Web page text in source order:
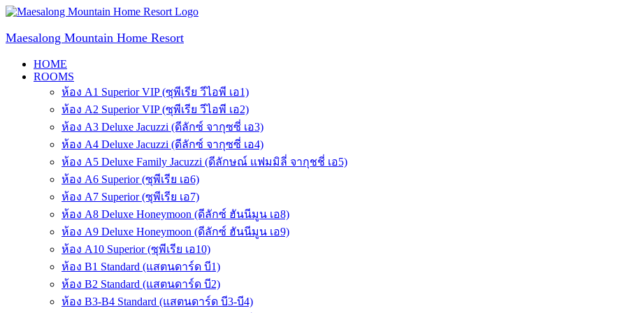
Skip
content
Maesalong Mountain Home Resort
HOME
ROOMS
ห้อง A1 Superior VIP (ซุพีเรีย วีไอพี เอ1)
ห้อง A2 Superior VIP (ซุพีเรีย วีไอพี เอ2)
ห้อง A3 Deluxe Jacuzzi (ดีลักซ์ จากุซซี่ เอ3)
ห้อง A4 Deluxe Jacuzzi (ดีลักซ์ จากุซซี่ เอ4)
ห้อง A5 Deluxe Family Jacuzzi (ดีลักษณ์ แฟมมิลี่ จากุชชี่ เอ5)
ห้อง A6 Superior (ซุพีเรีย เอ6)
ห้อง A7 Superior (ซุพีเรีย เอ7)
ห้อง A8 Deluxe Honeymoon (ดีลักซ์ ฮันนีมูน เอ8)
ห้อง A9 Deluxe Honeymoon (ดีลักซ์ ฮันนีมูน เอ9)
ห้อง A10 Superior (ซุพีเรีย เอ10)
ห้อง B1 Standard (แสตนดาร์ด บี1)
ห้อง B2 Standard (แสตนดาร์ด บี2)
ห้อง B3-B4 Standard (แสตนดาร์ด บี3-บี4)